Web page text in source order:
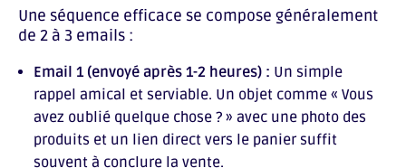
Une séquence efficace se compose généralement
de 2 à 3 emails :
Email 1 (envoyé après 1-2 heures) : Un simple
rappel amical et serviable. Un objet comme « Vous
avez oublié quelque chose ? » avec une photo des
produits et un lien direct vers le panier suffit
souvent à conclure la vente.